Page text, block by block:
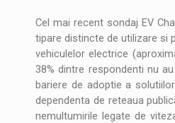
Cel mai recent sondaj EV
tipare distincte de utilizare si
vehiculelor electrice
38% dintre respondenti nu
bariere de adoptie a
dependenta de reteaua
nemultumirile legate de